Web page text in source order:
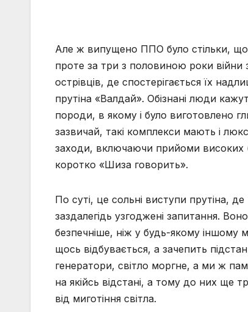
Але ж випущено ППО було стільки, що
проте за три з половиною роки війни
острівців, де спостерігається їх
прутіна «Валдай». Обізнані люди
породи, в якому і було виготовлено
зазвичай, такі комплекси мають і
заходи, включаючи прийоми високих
коротко «Шиза говорить».
По суті, це сольні виступи прутіна,
заздалегідь узгоджені запитання.
безпечніше, ніж у будь-якому іншому
щось відбувається, а зачепить
генератори, світло моргне, а ми ж
на якійсь відстані, а тому до них ще
від миготіння світла.